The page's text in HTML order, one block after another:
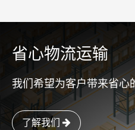
省心物流运输
我们希望为客户带来省心
了解我们